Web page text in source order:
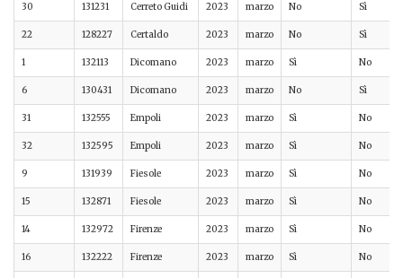
30 131231 Cerreto Guidi 2023 marzo No Sì
22 128227 Certaldo 2023 marzo No Sì
1 132113 Dicomano 2023 marzo Sì No
6 130431 Dicomano 2023 marzo No Sì
31 132555 Empoli 2023 marzo Sì No
32 132595 Empoli 2023 marzo Sì No
9 131939 Fiesole 2023 marzo Sì No
15 132871 Fiesole 2023 marzo Sì No
14 132972 Firenze 2023 marzo Sì No
16 132222 Firenze 2023 marzo Sì No